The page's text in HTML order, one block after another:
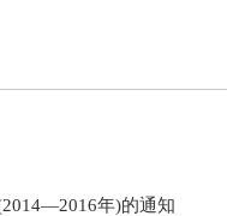
年)的通知